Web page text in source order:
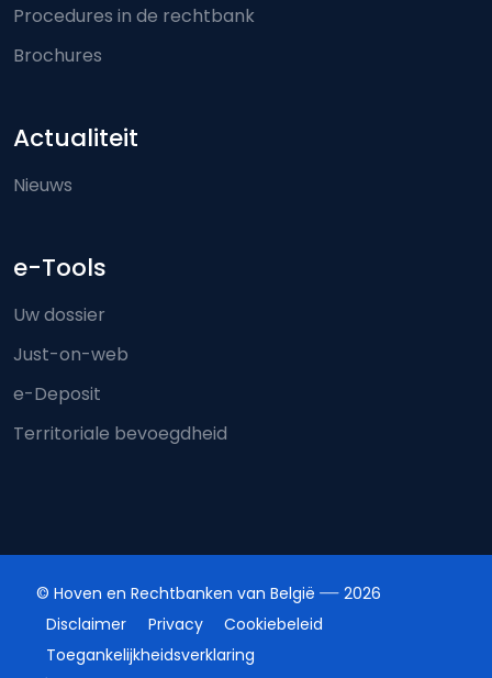
Procedures in de rechtbank
Brochures
Actualiteit
Nieuws
e-Tools
Uw dossier
Just-on-web
e-Deposit
Territoriale bevoegdheid
© Hoven en Rechtbanken van België
2026
Disclaimer
Privacy
Cookiebeleid
Toegankelijkheidsverklaring